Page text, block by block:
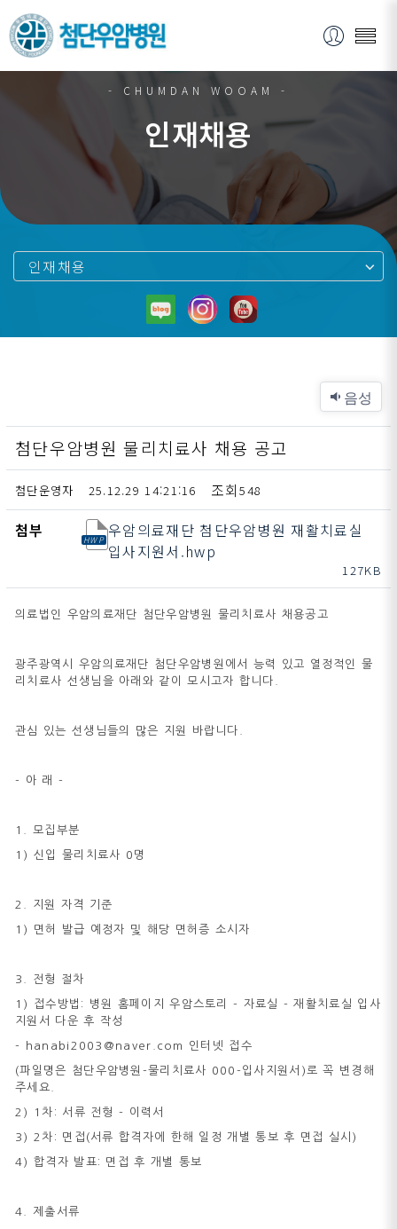
- CHUMDAN WOOAM -
인재채용
인재채용
음성
첨단우암병원 물리치료사 채용 공고
첨단운영자 25.12.29 14:21:16 548
첨부
우암의료재단 첨단우암병원 재활치료실
입사지원서.hwp
127KB
의료법인 우암의료재단 첨단우암병원 물리치료사 채용공고
광주광역시 우암의료재단 첨단우암병원에서 능력 있고 열정적인 물
리치료사 선생님을 아래와 같이 모시고자 합니다.
관심 있는 선생님들의 많은 지원 바랍니다.
- 아 래 -
1. 모집부분
1) 신입 물리치료사 0명
2. 지원 자격 기준
1) 면허 발급 예정자 및 해당 면허증 소시자
3. 전형 절차
1) 접수방법: 병원 홈페이지 우암스토리 - 자료실 - 재활치료실 입사
지원서 다운 후 작성
- hanabi2003@naver.com 인터넷 접수
(파일명은 첨단우암병원-물리치료사 000-입사지원서)로 꼭 변경해
주세요.
2) 1차: 서류 전형 - 이력서
3) 2차: 면접(서류 합격자에 한해 일정 개별 통보 후 면접 실시)
4) 합격자 발표: 면접 후 개별 통보
4. 제출서류